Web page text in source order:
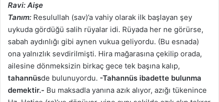
Ravi: Aişe
Tanım: Resulullah (sav)’a vahiy olarak ilk başlayan şey
uykuda gördüğü salih rüyalar idi. Rüyada her ne görürse,
sabah aydınlığı gibi aynen vukua geliyordu. (Bu esnada)
ona yalnızlık sevdirilmişti. Hira mağarasına çekilip orada,
ailesine dönmeksizin birkaç gece tek başına kalıp,
tahannüsde bulunuyordu. -Tahannüs ibadette bulunma
demektir.- Bu maksadla yanına azık alıyor, azığı tükenince